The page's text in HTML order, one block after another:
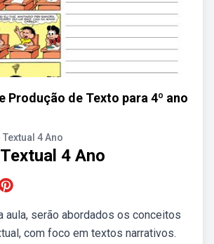
Produção de Texto para 4º ano
4 Ano
4 Ano
aula, serão abordados os conceitos
com foco em textos narrativos.